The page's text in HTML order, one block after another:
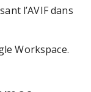
l’AVIF dans
Workspace.